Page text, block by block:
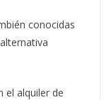
conocidas
el alquiler de